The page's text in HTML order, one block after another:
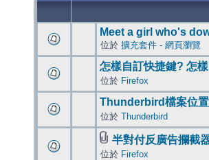
Meet a girl who's
位於 擴充套件 - 網頁瀏覽
怎樣自訂快捷鍵? 怎
位於 Firefox
Thunderbird檔案位
位於 Thunderbird
半對付反廣告攔截
位於 Firefox